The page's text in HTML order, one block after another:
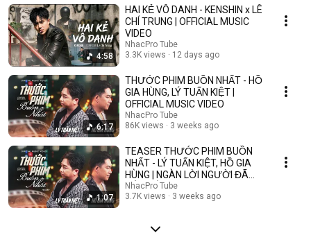
4:58
HAI KẺ VÔ DANH - KENSHIN x LÊ
CHÍ TRUNG | OFFICIAL MUSIC
VIDEO
NhacPro Tube
3.3K views
12 days ago
6:17
THƯỚC PHIM BUỒN NHẤT - HỒ
GIA HÙNG, LÝ TUẤN KIỆT |
OFFICIAL MUSIC VIDEO
NhacPro Tube
86K views
3 weeks ago
1:07
TEASER THƯỚC PHIM BUỒN
NHẤT - LÝ TUẤN KIỆT, HỒ GIA
HÙNG | NGÀN LỜI NGƯỜI ĐÃ
NÓI KHÔNG SAI ....
NhacPro Tube
3.7K views
3 weeks ago